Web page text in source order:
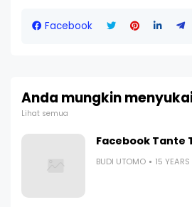
Facebook
Anda mungkin
Lihat semua
Facebook Tante
BUDI UTOMO 15